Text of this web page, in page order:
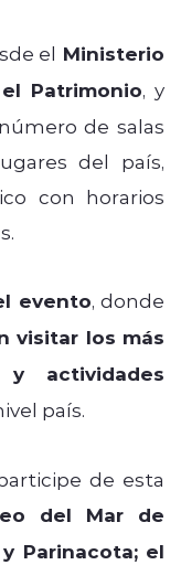
el Ministerio
Patrimonio, y
de salas
del país,
con horarios
evento, donde
visitar los más
actividades
país.
de esta
del Mar de
Parinacota; el